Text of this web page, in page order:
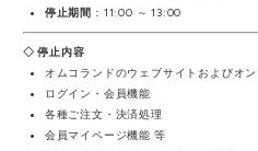
停止期間 ：11:00 ～ 13:00
◇ 停止内容
オムコランドのウェブサイトおよびオ
ログイン・会員機能
各種ご注文・決済処理
会員マイページ機能 等